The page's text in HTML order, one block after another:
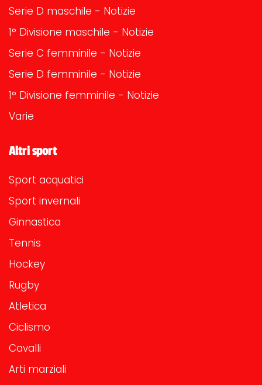
Serie D maschile - Notizie
1° Divisione maschile - Notizie
Serie C femminile - Notizie
Serie D femminile - Notizie
1° Divisione femminile - Notizie
Varie
Altri sport
Sport acquatici
Sport invernali
Ginnastica
Tennis
Hockey
Rugby
Atletica
Ciclismo
Cavalli
Arti marziali